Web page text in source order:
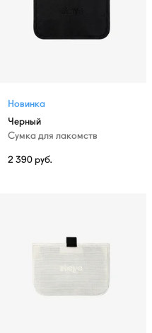
Новинка
Черный
Сумка для лакомств
2 390 руб.